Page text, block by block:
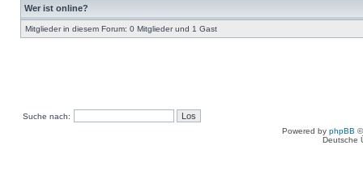
Wer ist online?
Mitglieder in diesem Forum: 0 Mitglieder und 1 Gast
Suche nach:
Powered by phpBB
Deutsche